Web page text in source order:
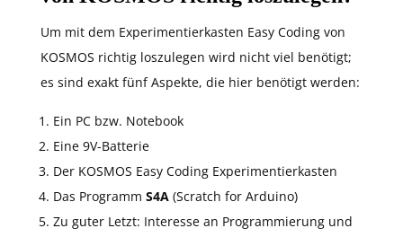
Um mit dem Experimentierkasten Easy Coding von
KOSMOS richtig loszulegen wird nicht viel benötigt;
es sind exakt fünf Aspekte, die hier benötigt werden:
Ein PC bzw. Notebook
Eine 9V-Batterie
Der KOSMOS Easy Coding Experimentierkasten
Das Programm S4A (Scratch for Arduino)
Zu guter Letzt: Interesse an Programmierung und